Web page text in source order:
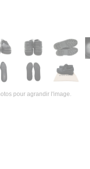
pour agrandir l'image.